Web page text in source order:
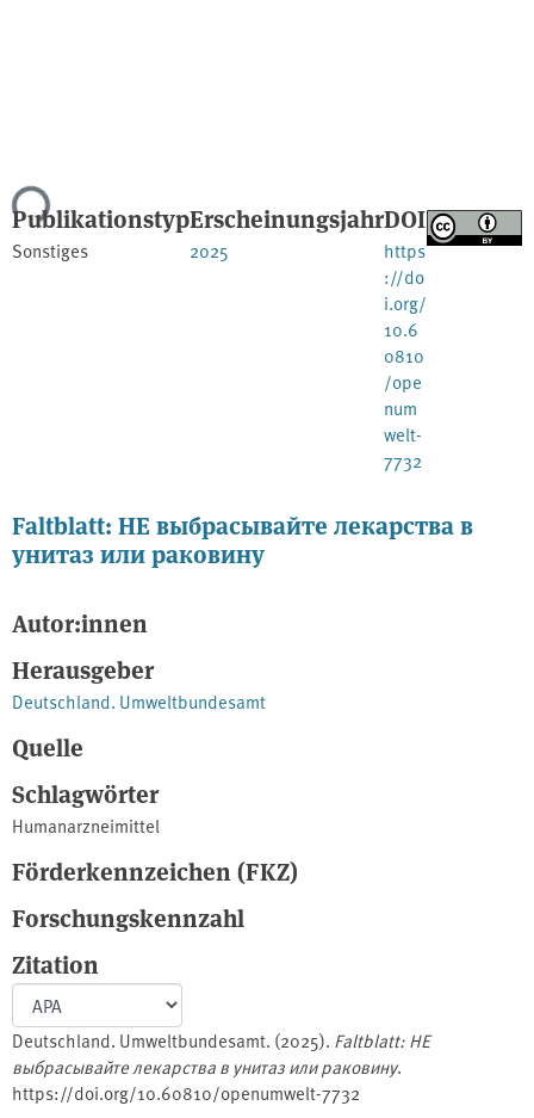
Publikationstyp
Sonstiges
Erscheinungsjahr
2025
DOI
https
://do
i.org/
10.6
0810
/ope
num
welt-
7732
Faltblatt: НЕ выбрасывайте лекарства в
унитаз или раковину
Autor:innen
Herausgeber
Deutschland. Umweltbundesamt
Quelle
Schlagwörter
Humanarzneimittel
Förderkennzeichen (FKZ)
Forschungskennzahl
Zitation
Deutschland. Umweltbundesamt. (2025). Faltblatt: НЕ
выбрасывайте лекарства в унитаз или раковину.
https://doi.org/10.60810/openumwelt-7732